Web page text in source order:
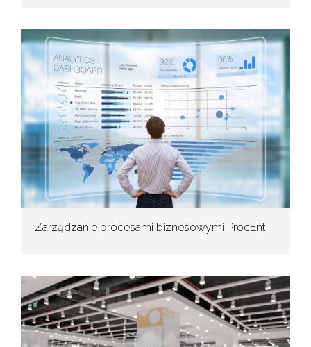
Zarządzanie procesami biznesowymi ProcEnt